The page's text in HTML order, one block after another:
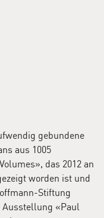
Erzähler.
seine Werke in
sie als einzelne
gebundene
aus 1005
das 2012 an
worden ist und
Stiftung
«Paul